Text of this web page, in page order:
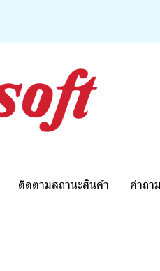
ติดตามสถานะสินค้า คำถา